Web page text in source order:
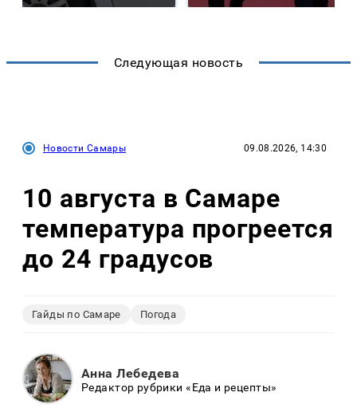
Следующая новость
Новости Самары 09.08.2026, 14:30
10 августа в Самаре
температура прогреется
до 24 градусов
Гайды по Самаре Погода
Анна Лебедева
Редактор рубрики «Еда и рецепты»